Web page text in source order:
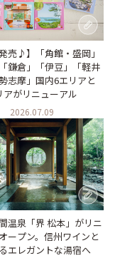
売♪】「角館・盛岡」
鎌倉」「伊豆」「軽井
志摩」国内6エリアと
アがリニューアル
2026.07.09
温泉「界 松本」がリニ
ープン。信州ワインと
エレガントな湯宿へ